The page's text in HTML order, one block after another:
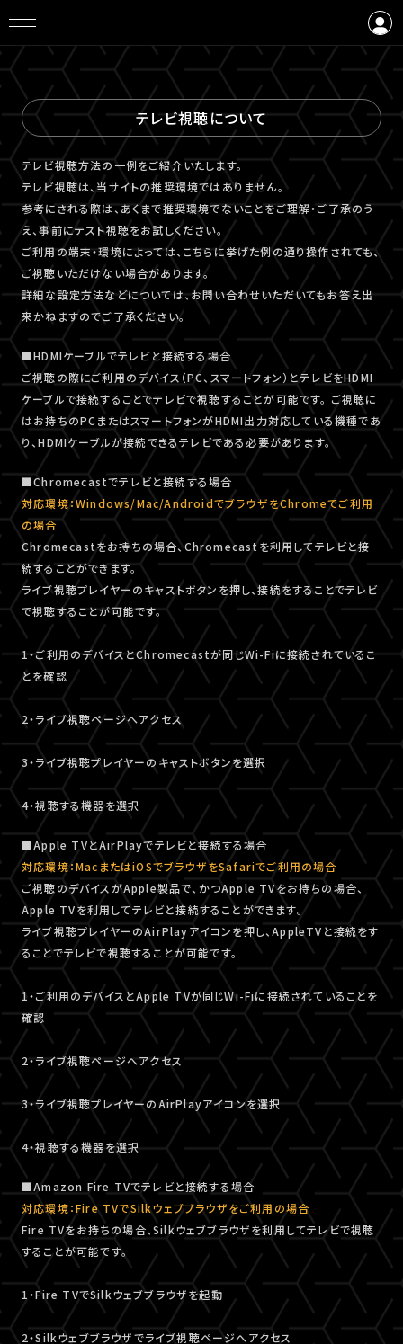
会員登録
テレビ視聴について
テレビ視聴⽅法の⼀例をご紹介いたします。
テレビ視聴は、当サイトの推奨環境ではありません。
参考にされる際は、あくまで推奨環境でないことをご理解・ご了承のう
え、事前にテスト視聴をお試しください。
ご利⽤の端末・環境によっては、こちらに挙げた例の通り操作されても、
ご視聴いただけない場合があります。
詳細な設定⽅法などについては、お問い合わせいただいてもお答え出
来かねますのでご了承ください。
■HDMIケーブルでテレビと接続する場合
ご視聴の際にご利用のデバイス（PC、スマートフォン）とテレビをHDMI
ケーブルで接続することでテレビで視聴することが可能です。 ご視聴に
はお持ちのPCまたはスマートフォンがHDMI出力対応している機種であ
り、HDMIケーブルが接続できるテレビである必要があります。
■Chromecastでテレビと接続する場合
対応環境：Windows/Mac/AndroidでブラウザをChromeでご利用
の場合
Chromecastをお持ちの場合、Chromecastを利用してテレビと接
続することができます。
ライブ視聴プレイヤーのキャストボタンを押し、接続をすることでテレビ
で視聴することが可能です。
1・ご利用のデバイスとChromecastが同じWi-Fiに接続されているこ
とを確認
2・ライブ視聴ページへアクセス
3・ライブ視聴プレイヤーのキャストボタンを選択
4・視聴する機器を選択
■Apple TVとAirPlayでテレビと接続する場合
対応環境：MacまたはiOSでブラウザをSafariでご利用の場合
ご視聴のデバイスがApple製品で、かつApple TVをお持ちの場合、
Apple TVを利用してテレビと接続することができます。
ライブ視聴プレイヤーのAirPlayアイコンを押し、AppleTVと接続をす
ることでテレビで視聴することが可能です。
1・ご利用のデバイスとApple TVが同じWi-Fiに接続されていることを
確認
2・ライブ視聴ページへアクセス
3・ライブ視聴プレイヤーのAirPlayアイコンを選択
4・視聴する機器を選択
■Amazon Fire TVでテレビと接続する場合
対応環境：Fire TVでSilkウェブブラウザをご利用の場合
Fire TVをお持ちの場合、Silkウェブブラウザを利用してテレビで視聴
することが可能です。
1・Fire TVでSilkウェブブラウザを起動
2・Silkウェブブラウザでライブ視聴ページへアクセス